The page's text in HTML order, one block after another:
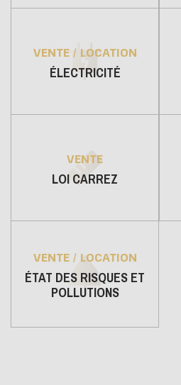
VENTE / LOCATION
ÉLECTRICITÉ
VENTE
LOI CARREZ
VENTE / LOCATION
ÉTAT DES RISQUES ET
POLLUTIONS